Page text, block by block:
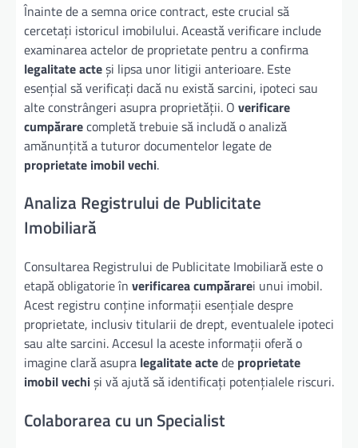
Înainte de a semna orice contract, este crucial să
cercetați istoricul imobilului. Această verificare include
examinarea actelor de proprietate pentru a confirma
legalitate acteși lipsa unor litigii anterioare. Este
esențial să verificați dacă nu există sarcini, ipoteci sau
alte constrângeri asupra proprietății. O verificare
cumpărarecompletă trebuie să includă o analiză
amănunțită a tuturor documentelor legate de
proprietate imobil vechi.
Analiza Registrului de Publicitate
Imobiliară
Consultarea Registrului de Publicitate Imobiliară este o
etapă obligatorie în verificarea cumpărarei unui imobil.
Acest registru conține informații esențiale despre
proprietate, inclusiv titularii de drept, eventualele ipoteci
sau alte sarcini. Accesul la aceste informații oferă o
imagine clară asupra legalitate actede proprietate
imobil vechiși vă ajută să identificați potențialele riscuri.
Colaborarea cu un Specialist